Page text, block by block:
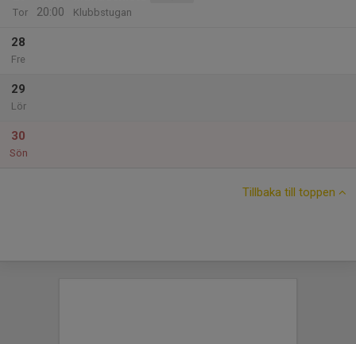
Tor
20:00
Klubbstugan
28
Fre
29
Lör
30
Sön
Tillbaka till toppen